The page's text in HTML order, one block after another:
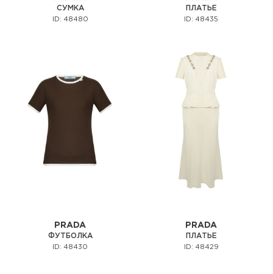
СУМКА
ID: 48480
ПЛАТЬЕ
ID: 48435
PRADA
ФУТБОЛКА
ID: 48430
PRADA
ПЛАТЬЕ
ID: 48429